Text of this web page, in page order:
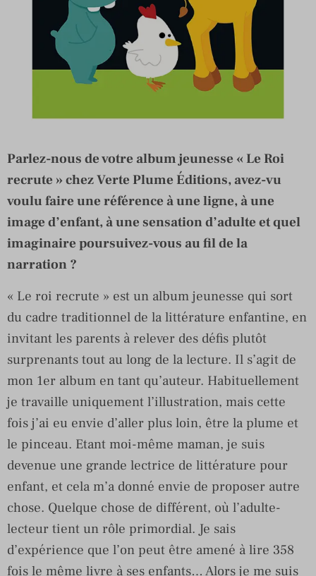
Parlez-nous de votre album jeunesse « Le Roi
recrute » chez Verte Plume Éditions, avez-vu
voulu faire une référence à une ligne, à une
image d’enfant, à une sensation d’adulte et quel
imaginaire poursuivez-vous au fil de la
narration ?
« Le roi recrute » est un album jeunesse qui sort
du cadre traditionnel de la littérature enfantine, en
invitant les parents à relever des défis plutôt
surprenants tout au long de la lecture. Il s’agit de
mon 1er album en tant qu’auteur. Habituellement
je travaille uniquement l’illustration, mais cette
fois j’ai eu envie d’aller plus loin, être la plume et
le pinceau. Etant moi-même maman, je suis
devenue une grande lectrice de littérature pour
enfant, et cela m’a donné envie de proposer autre
chose. Quelque chose de différent, où l’adulte-
lecteur tient un rôle primordial. Je sais
d’expérience que l’on peut être amené à lire 358
fois le même livre à ses enfants… Alors je me suis